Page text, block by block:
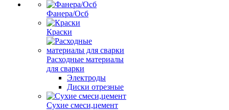
Фанера/Осб
Краски
Расходные материалы
для сварки
Электроды
Диски отрезные
Сухие смеси,цемент